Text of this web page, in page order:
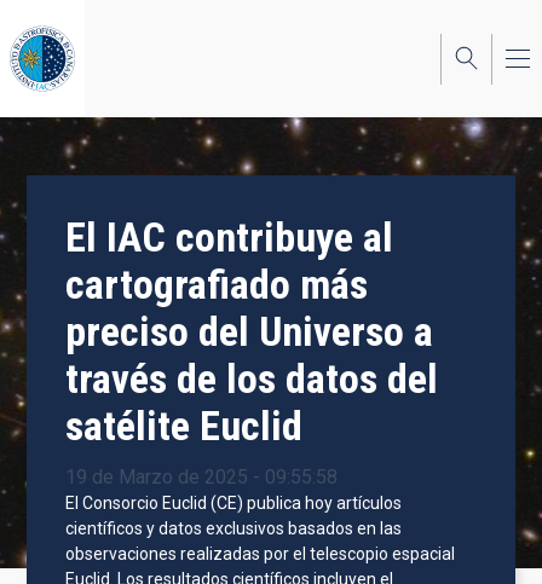
al
contenido
principal
El IAC contribuye al
cartografiado más
preciso del Universo a
través de los datos del
satélite Euclid
19 de Marzo de 2025 - 09:55:58
El Consorcio Euclid (CE) publica hoy artículos
científicos y datos exclusivos basados en las
observaciones realizadas por el telescopio espacial
Euclid. Los resultados científicos incluyen el